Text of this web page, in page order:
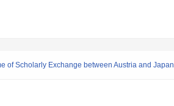
of Scholarly Exchange between Austria and Japan